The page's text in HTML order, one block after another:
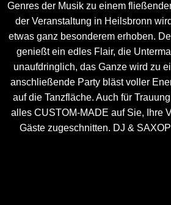
Genres der Musik zu einem
der Veranstaltung in Heilsbronn
etwas ganz besonderem erhoben.
genießt ein edles Flair, die
unaufdringlich, das Ganze wird zu
anschließende Party bläst voller
auf die Tanzfläche. Auch für
alles CUSTOM-MADE auf Sie, Ihre
Gäste zugeschnitten. DJ &